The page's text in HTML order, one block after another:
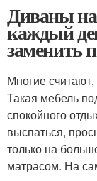
Диваны
каждый
заменить
Многие
Такая мебель
спокойного
выспаться,
только на
матрасом. На